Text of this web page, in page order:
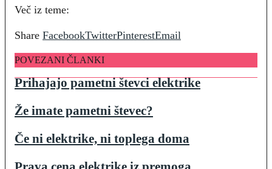
Več iz teme:
Share FacebookTwitterPinterestEmail
POVEZANI ČLANKI
Prihajajo pametni števci elektrike
Že imate pametni števec?
Če ni elektrike, ni toplega doma